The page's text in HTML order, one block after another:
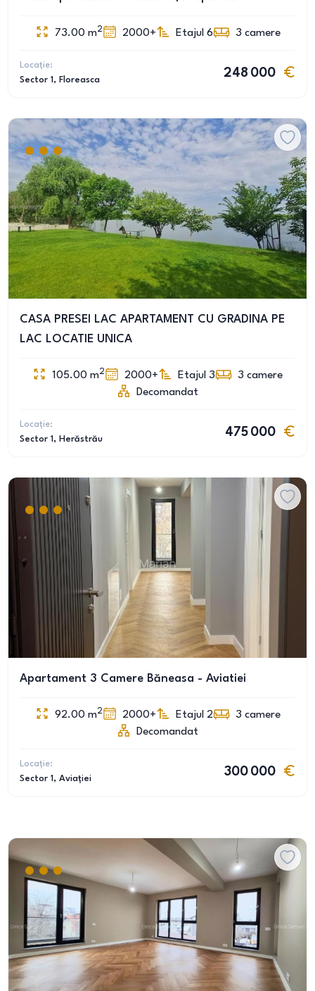
73.00 m2 2000+ Etajul 6 3 camere
Locație:
Sector 1 , Floreasca
248 000
CASA PRESEI LAC APARTAMENT CU GRADINA PE
LAC LOCATIE UNICA
105.00 m2 2000+ Etajul 3 3 camere
Decomandat
Locație:
Sector 1 , Herăstrău
475 000
Apartament 3 Camere Băneasa - Aviatiei
92.00 m2 2000+ Etajul 2 3 camere
Decomandat
Locație:
Sector 1 , Aviației
300 000